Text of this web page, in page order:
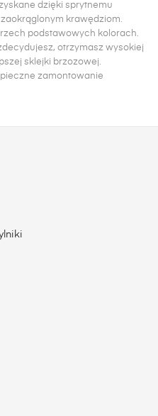
dzięki sprytnemu
krawędziom.
podstawowych kolorach.
otrzymasz wysokiej
sklejki brzozowej.
zamontowanie